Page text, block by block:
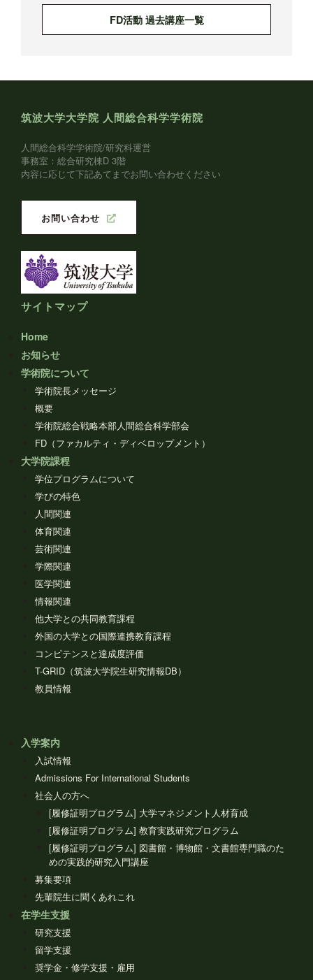
FD活動 過去講座一覧
筑波大学大学院 人間総合科学学術院
人間総合科学学術院/研究科運営
事務室：総合研究棟D 3階
内容に応じて下記あてまでお問い合わせください
お問い合わせ
サイトマップ
Home
お知らせ
学術院について
学術院長メッセージ
概要
学術院総合戦略本部人間総合科学部会
FD（ファカルティ・ディベロップメント）
大学院課程
学位プログラムについて
学びの特色
人間関連
体育関連
芸術関連
学際関連
医学関連
情報関連
他大学との共同教育課程
外国の大学との国際連携教育課程
コンピテンスと達成度評価
T-GRID（筑波大学院生研究情報DB）
教員情報
入学案内
入試情報
Admissions For International Students
社会人の方へ
[履修証明プログラム] 大学マネジメント人材育成
[履修証明プログラム] 教育実践研究プログラム
[履修証明プログラム] 図書館・博物館・文書館専門職のた
めの実践的研究入門講座
募集要項
先輩院生に聞くあれこれ
在学生支援
研究支援
留学支援
奨学金・修学支援・雇用